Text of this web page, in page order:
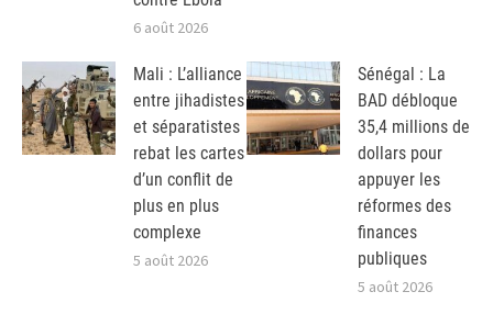
6 août 2026
Mali : L’alliance
entre jihadistes
et séparatistes
rebat les cartes
d’un conflit de
plus en plus
complexe
5 août 2026
Sénégal : La
BAD débloque
35,4 millions de
dollars pour
appuyer les
réformes des
finances
publiques
5 août 2026